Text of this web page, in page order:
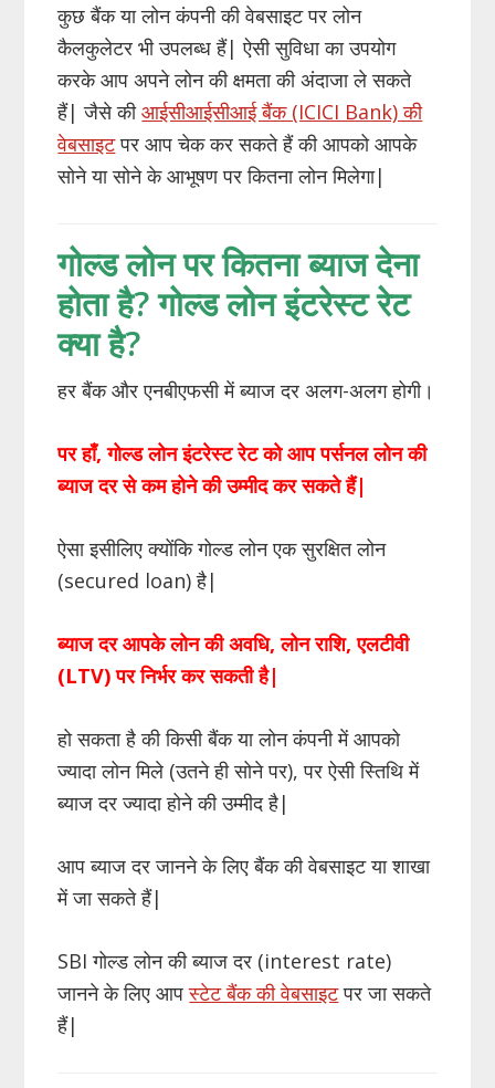
कुछ बैंक या लोन कंपनी की वेबसाइट पर लोन
कैलकुलेटर भी उपलब्ध हैं| ऐसी सुविधा का उपयोग
करके आप अपने लोन की क्षमता की अंदाजा ले सकते
हैं| जैसे कीआईसीआईसीआई बैंक (ICICI Bank) की
वेबसाइटपर आप चेक कर सकते हैं की आपको आपके
सोने या सोने के आभूषण पर कितना लोन मिलेगा|
गोल्ड लोन पर कितना ब्याज देना
होता है? गोल्ड लोन इंटरेस्ट रेट
क्या है?
हर बैंक और एनबीएफसी में ब्याज दर अलग-अलग होगी।
पर हाँ, गोल्ड लोन इंटरेस्ट रेट को आप पर्सनल लोन की
ब्याज दर से कम होने की उम्मीद कर सकते हैं|
ऐसा इसीलिए क्योंकि गोल्ड लोन एक सुरक्षित लोन
(secured loan) है|
ब्याज दर आपके लोन की अवधि, लोन राशि, एलटीवी
(LTV) पर निर्भर कर सकती है|
हो सकता है की किसी बैंक या लोन कंपनी में आपको
ज्यादा लोन मिले (उतने ही सोने पर), पर ऐसी स्तिथि में
ब्याज दर ज्यादा होने की उम्मीद है|
आप ब्याज दर जानने के लिए बैंक की वेबसाइट या शाखा
में जा सकते हैं|
SBI गोल्ड लोन की ब्याज दर (interest rate)
जानने के लिए आपस्टेट बैंक की वेबसाइटपर जा सकते
हैं|